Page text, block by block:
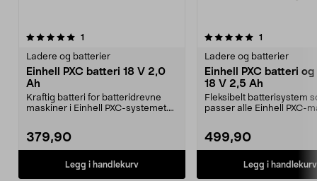
1
Ladere og batterier
Einhell PXC batteri 18 V 2,0
Ah
Kraftig batteri for batteridrevne
maskiner i Einhell PXC-systemet.
379,90
Legg i handlekurv
5.0av 5 stjerner 1
Ladere og batterier
Einhell PXC batteri
18 V 2,5 Ah
Fleksibelt batterisystem
passer alle Einhell PXC-
499,90
Legg i handlekurv
0.0 av 5 stjerner